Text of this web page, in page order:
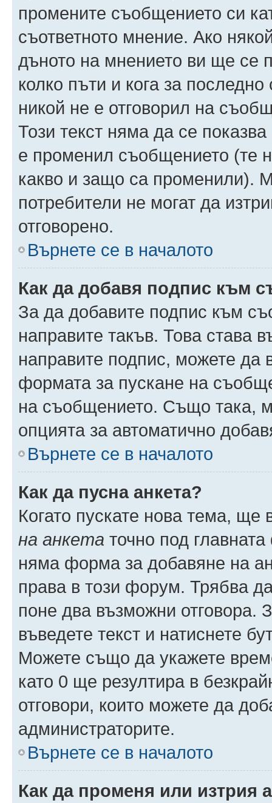
промените съобщението си
съответното мнение. Ако
дъното на мнението ви ще се
колко пъти и кога за
никой не е отговорил на
Този текст няма да се
е променил съобщението (те
какво и защо са променили).
потребители не могат да
отговорено.
Върнете се в началото
Как да добавя подпис към
За да добавите подпис към
направите такъв. Това
направите подпис, можете да
формата за пускане на
на съобщението. Също така,
опцията за автоматично
Върнете се в началото
Как да пусна анкета?
Когато пускате нова тема,
на анкета точно под
няма форма за добавяне на
права в този форум. Трябва
поне два възможни отговора.
въведете текст и натиснете
Можете също да укажете
като 0 ще резултира в
отговори, които можете да
администраторите.
Върнете се в началото
Как да променя или изтрия